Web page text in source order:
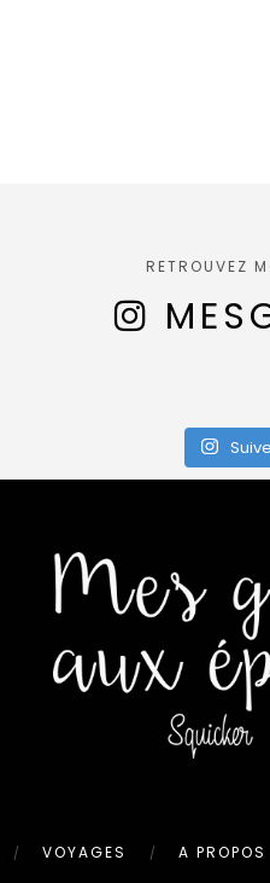
RETROUVEZ
VOYAGES A PROPOS